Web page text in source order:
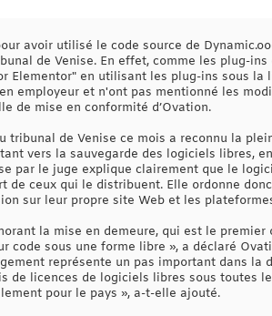
avoir utilisé le code source de
de Venise. En effet, comme les plug-ins
Elementor" en utilisant les plug-ins sous la
employeur et n'ont pas mentionné les
de mise en conformité d’Ovation.
tribunal de Venise ce mois a reconnu la
vers la sauvegarde des logiciels libres,
par le juge explique clairement que le
ceux qui le distribuent. Elle ordonne
sur leur propre site Web et les
la mise en demeure, qui est le
sous une forme libre », a déclaré
représente un pas important dans la
licences de logiciels libres sous toutes
pour le pays », a-t-elle ajouté.